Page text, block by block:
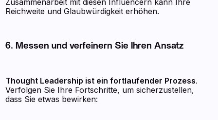
Reichweite und Glaubwürdigkeit erhöhen.
6. Messen und verfeinern Sie Ihren Ansatz
Thought Leadership ist ein fortlaufender Prozess.
Verfolgen Sie Ihre Fortschritte, um sicherzustellen,
dass Sie etwas bewirken: